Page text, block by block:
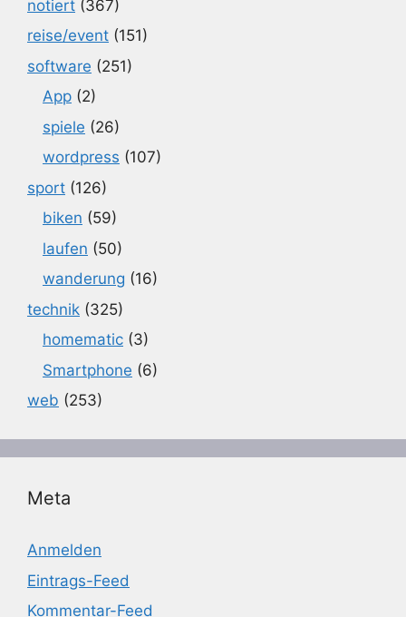
notiert (367)
reise/event (151)
software (251)
App (2)
spiele (26)
wordpress (107)
sport (126)
biken (59)
laufen (50)
wanderung (16)
technik (325)
homematic (3)
Smartphone (6)
web (253)
Meta
Anmelden
Eintrags-Feed
Kommentar-Feed